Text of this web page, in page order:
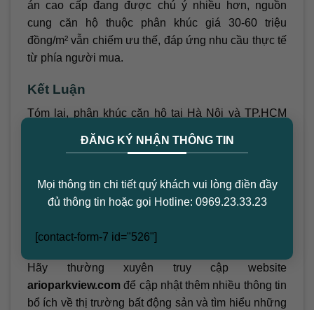
ĐĂNG KÝ NHẬN THÔNG TIN
Mọi thông tin chi tiết quý khách vui lòng điền đầy
đủ thông tin hoặc gọi Hotline: 0969.23.33.23
[contact-form-7 id="526"]
án cao cấp đang được chú ý nhiều hơn, nguồn
cung căn hộ thuộc phân khúc giá 30-60 triệu
đồng/m² vẫn chiếm ưu thế, đáp ứng nhu cầu thực tế
từ phía người mua.
Kết Luận
Tóm lại, phân khúc căn hộ tại Hà Nội và TP.HCM
đang chứng kiến sự thay đổi mạnh mẽ về giá cả và
nguồn cung. Trong khi căn hộ cao cấp thu hút nhiều
trọng trong việc đáp ứng nhu cầu của thị trường.
Điều này mang lại cơ hội cho các nhà đầu tư và
hợp với khả năng tài chính của họ.
Hãy thường xuyên truy cập website
arioparkview.com để cập nhật thêm nhiều thông tin
bổ ích về thị trường bất động sản và tìm hiểu những